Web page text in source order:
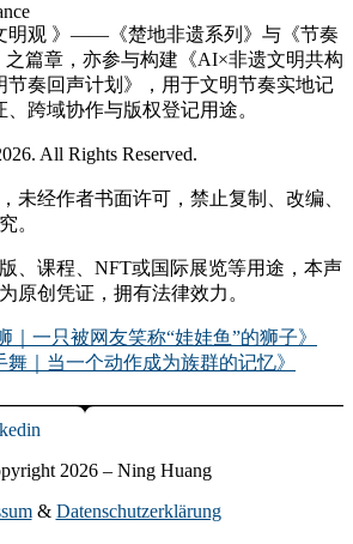
明观 》——《楚地非遗系列》与《节奏
之篇章，亦参与构建《AI×非遗文明共构
节奏回声计划》，用于文明节奏实地记
跨域协作与版权登记用途。
All Rights Reserved.
未经作者书面许可，禁止复制、改编、
。
、课程、NFT或国际展览等用途，本声
原创凭证，拥有法律效力。
｜一只被网友笑称“娃娃鱼”的狮子》
｜当一个动作成为族群的记忆》
2026 – Ning Huang
& Datenschutzerklärung